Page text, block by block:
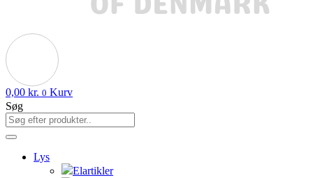
0,00 kr. 0 Kurv
Søg
Lys
Elartikler